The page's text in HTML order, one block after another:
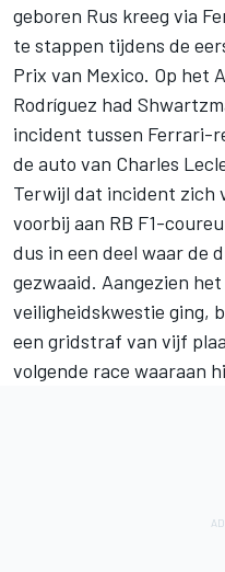
geboren Rus kreeg via
te stappen tijdens de
Prix van Mexico. Op het
Rodríguez had
incident tussen Ferrari-
de auto van Charles
Terwijl dat incident zich
voorbij aan RB F1-
dus in een deel waar de
gezwaaid. Aangezien
veiligheidskwestie ging,
een gridstraf van vijf
volgende race waaraan